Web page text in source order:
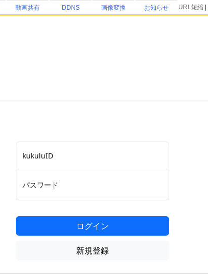
動画共有 DDNS 画像変換 お知らせ URL短縮
kukuluID
パスワード
ログイン
新規登録